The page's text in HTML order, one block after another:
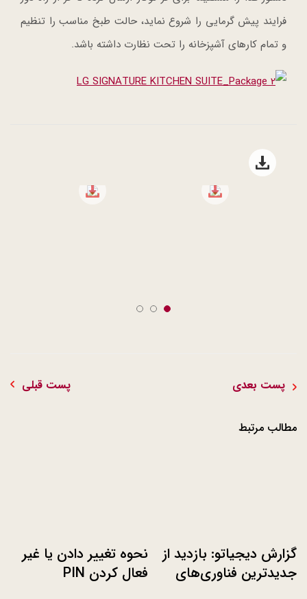
فرایند پیش گرمایی را شروع نماید، حالت طبخ مناسب را تنظیم
و تمام کارهای آشپزخانه را تحت نظارت داشته باشد.
Open file download list
پست قبلی پست بعدی
مطالب مرتبط
نحوه تغییر دادن یا غیر
فعال کردن PIN
گزارش دیجیاتو: بازدید از
جدیدترین فناوری‌های